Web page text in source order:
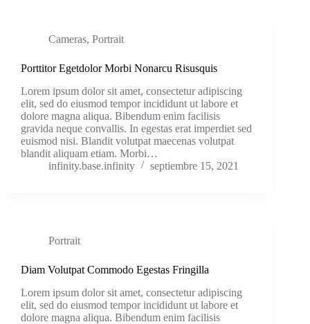
Cameras, Portrait
Porttitor Egetdolor Morbi Nonarcu Risusquis
Lorem ipsum dolor sit amet, consectetur adipiscing
elit, sed do eiusmod tempor incididunt ut labore et
dolore magna aliqua. Bibendum enim facilisis
gravida neque convallis. In egestas erat imperdiet sed
euismod nisi. Blandit volutpat maecenas volutpat
blandit aliquam etiam. Morbi…
infinity.base.infinity
septiembre 15, 2021
Portrait
Diam Volutpat Commodo Egestas Fringilla
Lorem ipsum dolor sit amet, consectetur adipiscing
elit, sed do eiusmod tempor incididunt ut labore et
dolore magna aliqua. Bibendum enim facilisis